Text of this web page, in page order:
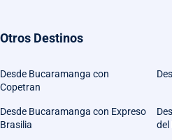
Otros Destinos
Desde Bucaramanga con
Copetran
Desde Bucaramanga con Expreso
Brasilia
del